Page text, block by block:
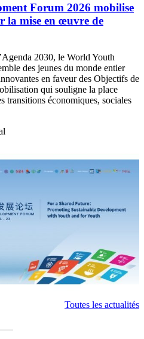
Forum 2026 mobilise
la mise en œuvre de
2030, le World Youth
des jeunes du monde entier
en faveur des Objectifs de
qui souligne la place
transitions économiques, sociales
Toutes les actualités